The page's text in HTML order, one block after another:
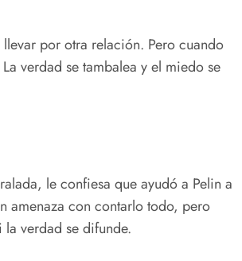
llevar por otra relación. Pero cuando
verdad se tambalea y el miedo se
le confiesa que ayudó a Pelin a
amenaza con contarlo todo, pero
verdad se difunde.